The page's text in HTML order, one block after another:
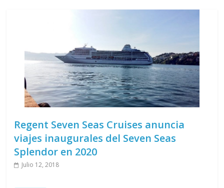
Regent Seven Seas Cruises anuncia
viajes inaugurales del Seven Seas
Splendor en 2020
Julio 12, 2018